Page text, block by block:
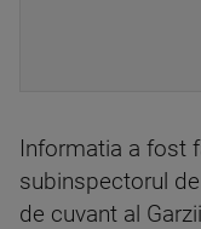
Informatia a fost
subinspectorul
de cuvant al